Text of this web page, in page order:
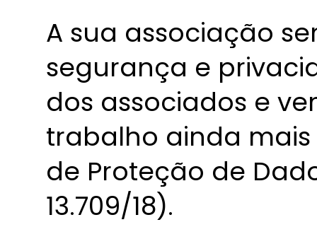
A sua associação
segurança e
dos associados e
trabalho ainda mais
de Proteção de
13.709/18).